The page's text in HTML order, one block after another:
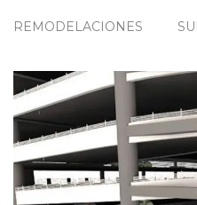
REMODELACIONES